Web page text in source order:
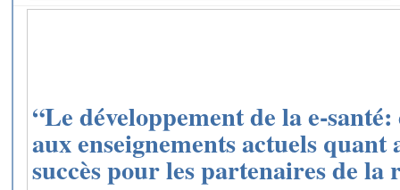
“Le développement de la e-
aux enseignements actuels
succès pour les partenaires de la